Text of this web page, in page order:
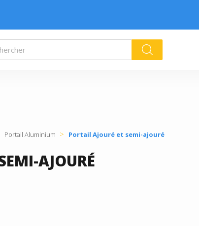
k
Portail Aluminium Portail Ajouré et semi-ajouré
AJOURÉ